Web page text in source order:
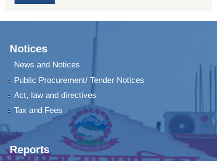
Notices
News and Notices
Public Procurement/ Tender Notices
Act, law and directives
Tax and Fees
Reports